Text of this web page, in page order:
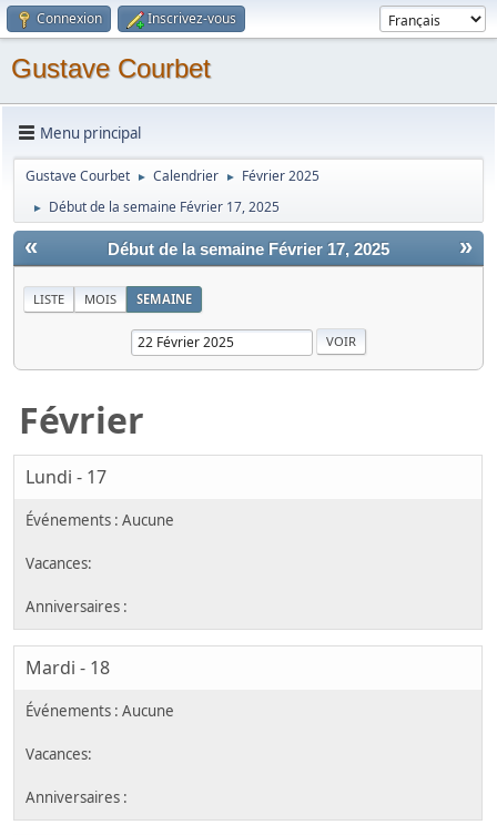
Connexion Inscrivez-vous
Gustave Courbet
Menu principal
Gustave Courbet ► Calendrier ► Février 2025
► Début de la semaine Février 17, 2025
« »
Début de la semaine Février 17, 2025
LISTE MOIS SEMAINE
Février
Lundi - 17
Mardi - 18